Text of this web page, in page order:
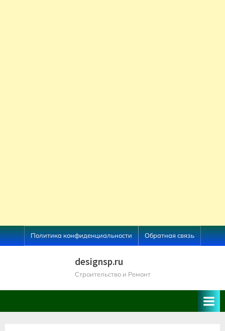
Skip
to
Политика конфиденциальности Обратная связь
designsp.ru
Строительство и Ремонт